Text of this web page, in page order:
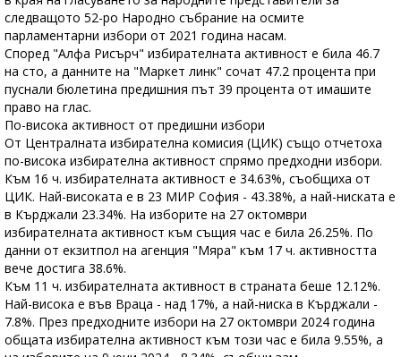
следващото 52-ро Народно събрание на осмите
парламентарни избори от 2021 година насам.
Според "Алфа Рисърч" избирателната активност е била 46.7
на сто, а данните на "Маркет линк" сочат 47.2 процента при
пуснали бюлетина предишния път 39 процента от имашите
право на глас.
По-висока активност от предишни избори
От Централната избирателна комисия (ЦИК) също отчетоха
по-висока избирателна активност спрямо предходни избори.
Към 16 ч. избирателната активност е 34.63%, съобщиха от
ЦИК. Най-високата е в 23 МИР София - 43.38%, а най-ниската е
в Кърджали 23.34%. На изборите на 27 октомври
избирателната активност към същия час е била 26.25%. По
данни от екзитпол на агенция "Мяра" към 17 ч. активността
вече достига 38.6%.
Към 11 ч. избирателната активност в страната беше 12.12%.
Най-висока е във Враца - над 17%, а най-ниска в Кърджали -
7.8%. През предходните избори на 27 октомври 2024 година
общата избирателна активност към този час е била 9.55%, а